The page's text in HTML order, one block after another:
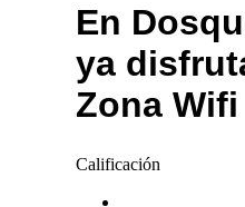
En
ya
Zona
Calificación